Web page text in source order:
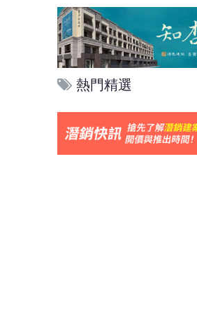
熱門精選